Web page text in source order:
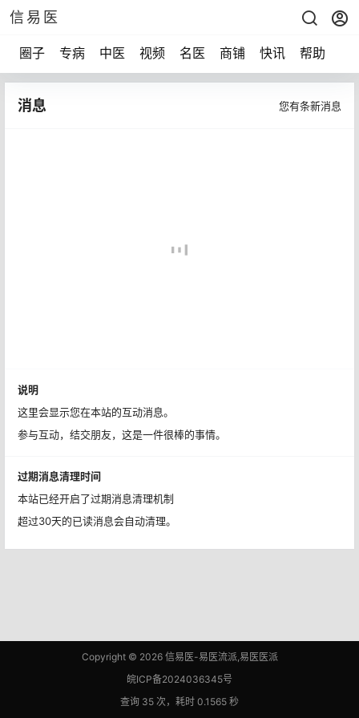
信易医
圈子 专病 中医 视频 名医 商铺 快讯 帮助
消息 您有条新消息
说明
这里会显示您在本站的互动消息。
参与互动，结交朋友，这是一件很棒的事情。
过期消息清理时间
本站已经开启了过期消息清理机制
超过30天的已读消息会自动清理。
Copyright © 2026信易医-易医流派,易医医派
皖ICP备2024036345号
查询 35 次，耗时 0.1565 秒